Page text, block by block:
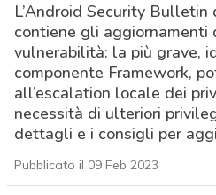
L’Android Security
contiene gli aggiornamenti
vulnerabilità: la più grave,
componente Framework,
all’escalation locale dei
necessità di ulteriori
dettagli e i consigli per
Pubblicato il 09 Feb 2023